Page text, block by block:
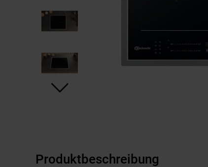
Produktbeschreibung